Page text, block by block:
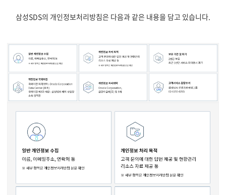
물류 소개
Cello Square
디지털 물류 서비스
인사이트
인사이트 리포트
고객사례
삼성SDS의 개인정보처리방침은 다음과 같은 내용을 담고 있습니다.